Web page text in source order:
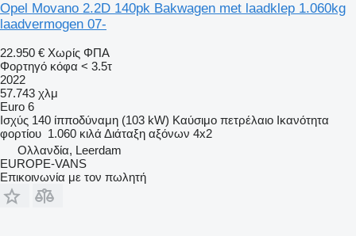
Opel Movano 2.2D 140pk Bakwagen met laadklep 1.060kg
laadvermogen 07-
22.950 € Χωρίς ΦΠΑ
Φορτηγό κόφα < 3.5τ
2022
57.743 χλμ
Euro 6
Ισχύς 140 ίπποδύναμη (103 kW) Καύσιμο πετρέλαιο Ικανότητα
φορτίου 1.060 κιλά Διάταξη αξόνων 4x2
Ολλανδία, Leerdam
EUROPE-VANS
Επικοινωνία με τον πωλητή